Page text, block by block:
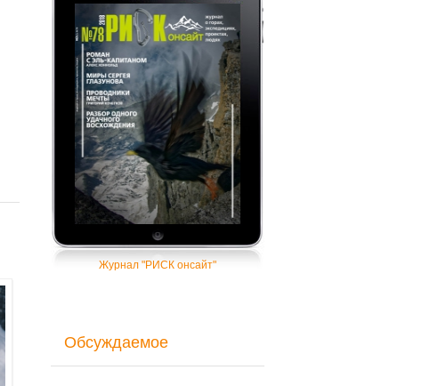
Журнал "РИСК онсайт"
Обсуждаемое